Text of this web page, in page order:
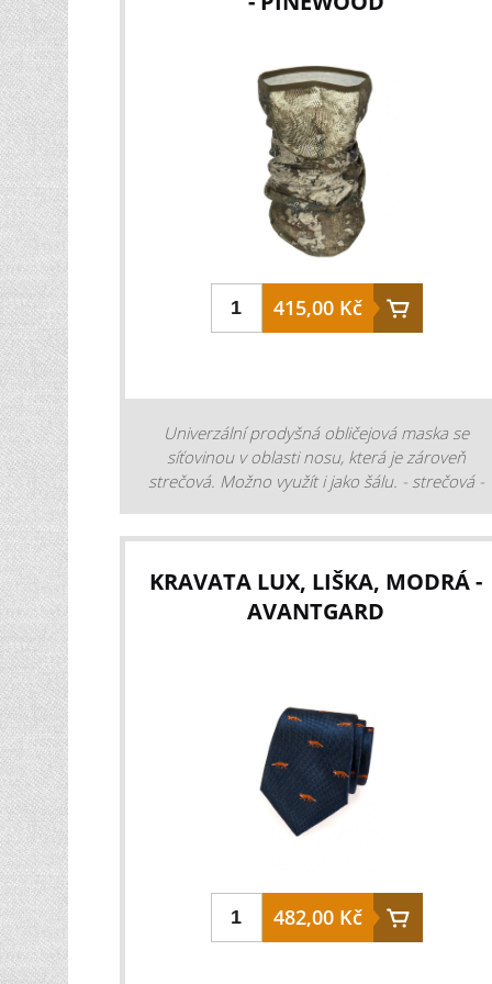
3,5 cm barva: hnědá Vyrobeno v ČR z
měřena od spony k prostřední dírce a
znamená tak obvod pasu v cm.
415,00 Kč
Univerzální prodyšná obličejová maska se
síťovinou v oblasti nosu, která je zároveň
strečová. Možno využít i jako šálu. - strečová -
KRAVATA LUX, LIŠKA, MODRÁ -
AVANTGARD
482,00 Kč